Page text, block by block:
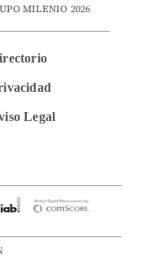
MILENIO 2026
Legal